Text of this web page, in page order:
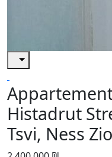
Histadrut
Tsvi, Ness